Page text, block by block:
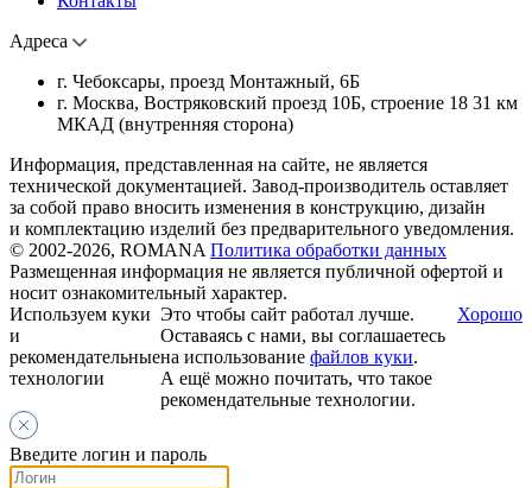
Адреса
г. Чебоксары, проезд Монтажный, 6Б
г. Москва, Востряковский проезд 10Б, строение 18 31 км
МКАД (внутренняя сторона)
Информация, представленная на сайте, не является
технической документацией. Завод-производитель оставляет
за собой право вносить изменения в конструкцию, дизайн
и комплектацию изделий без предварительного уведомления.
© 2002-2026, ROMANA Политика обработки данных
Размещенная информация не является публичной офертой и
носит ознакомительный характер.
Используем куки
и
рекомендательные
технологии
Это чтобы сайт работал лучше.
Оставаясь с нами, вы соглашаетесь
на использование файлов куки.
А ещё можно почитать, что такое
рекомендательные технологии.
Хорошо
Введите логин и пароль